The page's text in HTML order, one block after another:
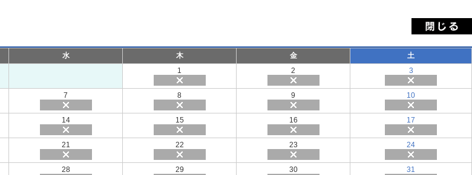
水 木 金
土
1
2 3
7 8 9 10
14 15 16 17
21 22 23 24
28 29 30 31